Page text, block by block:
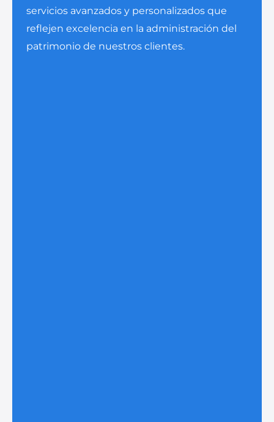
servicios avanzados y personalizados que
reflejen excelencia en la administración del
patrimonio de nuestros clientes.